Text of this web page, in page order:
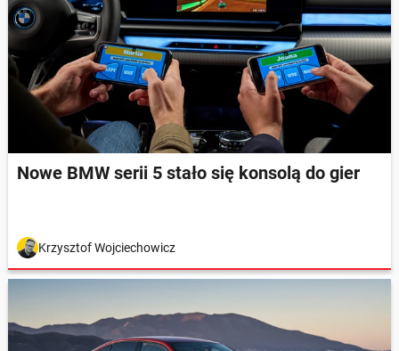
Nowe BMW serii 5 stało się konsolą do gier
Krzysztof Wojciechowicz